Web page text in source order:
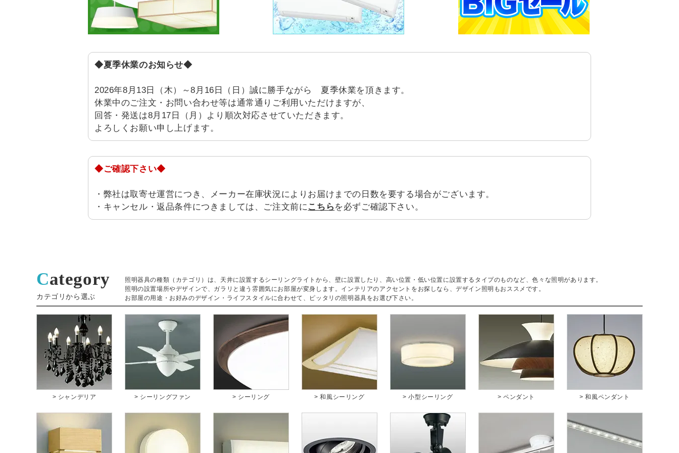
◆夏季休業のお知らせ◆
2026年8月13日（木）～8月16日（日）誠に勝手ながら 夏季休業を頂きます。
休業中のご注文・お問い合わせ等は通常通りご利用いただけますが、
回答・発送は8月17日（月）より順次対応させていただきます。
よろしくお願い申し上げます。
◆ご確認下さい◆
・弊社は取寄せ運営につき、メーカー在庫状況によりお届けまでの日数を要する場合がございます。
・キャンセル・返品条件につきましては、ご注文前にこちら を必ずご確認下さい。
Category
カテゴリから選ぶ
照明器具の種類（カテゴリ）は、天井に設置するシーリングライトから、壁に設置したり、高い位置・低い位置に設置するタイプのものなど、色々な照明があります。
照明の設置場所やデザインで、ガラリと違う雰囲気にお部屋が変身します。インテリアのアクセントをお探しなら、デザイン照明もおススメです。
お部屋の用途・お好みのデザイン・ライフスタイルに合わせて、ピッタリの照明器具をお選び下さい。
> シャンデリア > シーリングファン > シーリング > 和風シーリング > 小型シーリング > ペンダント > 和風ペンダント